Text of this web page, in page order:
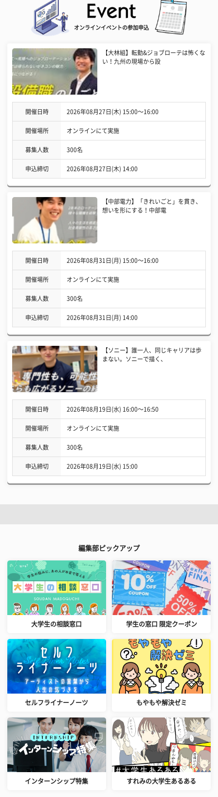
オンラインイベントの参加申込
【大林組】転勤&ジョブローテは怖くな
い！九州の現場から設
開催日時 2026年08月27日(木) 15:00〜16:00
開催場所 オンラインにて実施
募集人数 300名
申込締切 2026年08月27日(木) 14:00
【中部電力】「きれいごと」を貫き、
想いを形にする！中部電
開催日時 2026年08月31日(月) 15:00〜16:00
開催場所 オンラインにて実施
募集人数 300名
申込締切 2026年08月31日(月) 14:00
【ソニー】誰一人、同じキャリアは歩
まない。ソニーで描く、
開催日時 2026年08月19日(水) 16:00〜16:50
開催場所 オンラインにて実施
募集人数 300名
申込締切 2026年08月19日(水) 15:00
編集部ピックアップ
大学生の相談窓口 学生の窓口 限定クーポン
セルフライナーノーツ もやもや解決ゼミ
インターンシップ特集 すれみの大学生あるある